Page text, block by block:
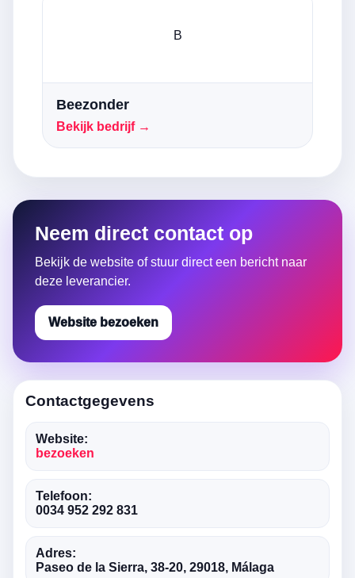
B
Beezonder
Bekijk bedrijf →
Neem direct contact op
Bekijk de website of stuur direct een bericht naar
deze leverancier.
Website bezoeken
Contactgegevens
Website:
bezoeken
Telefoon:
0034 952 292 831
Adres:
Paseo de la Sierra, 38-20, 29018, Málaga